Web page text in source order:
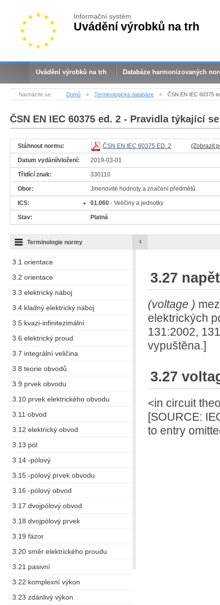
Informační systém
Uvádění výrobků na trh
Uvádění výrobků na trh Databáze harmonizovaných
Nacházíte se: Domů » Terminologická databáze » ČSN EN IEC 60375
ČSN EN IEC 60375 ed. 2 - Pravidla týkající
Stáhnout normu: ČSN EN IEC 60375 ED. 2 (Zobrazit
Datum vydání/vložení: 2019-03-01
Třidící znak: 330110
Obor: Jmenovité hodnoty a značení předmětů
ICS: 01.060 - Veličiny a jednotky
Stav: Platná
3.1 orientace
3.2 orientace
3.3 elektrický náboj
3.4 kladný elektrický náboj
3.5 kvazi-infinitezimální
3.6 elektrický proud
3.7 integrální veličina
3.8 teorie obvodů
3.9 prvek obvodu
3.10 prvek elektrického obvodu
3.11 obvod
3.12 elektrický obvod
3.13 pól
3.14 -pólový
3.15 -pólový prvek obvodu
3.16 -pólový obvod
3.17 dvojpólový obvod
3.18 dvojpólový prvek
3.19 fázor
3.20 směr elektrického proudu
3.21 pasivní
3.22 komplexní výkon
3.23 zdánlivý výkon
Terminologie normy ‹
3.27
(voltage )
elektrických
131:2002,
vypuštěna.]
3.27
<in circuit
[SOURCE:
to entry